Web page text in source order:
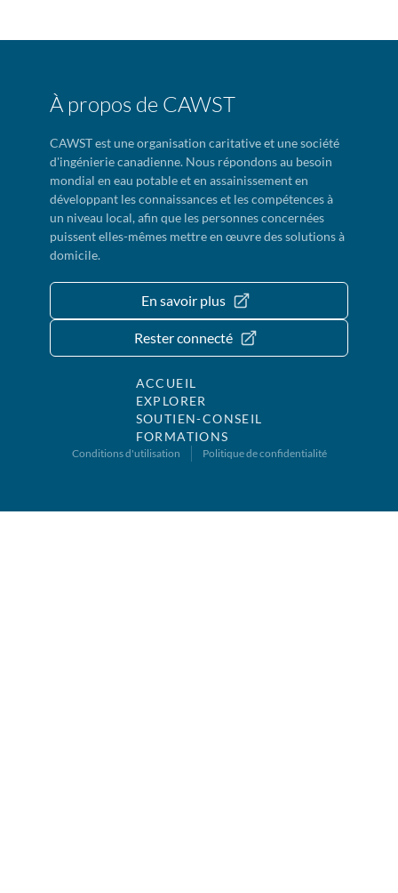
À propos de CAWST
CAWST est une organisation caritative et une société
d'ingénierie canadienne. Nous répondons au besoin
mondial en eau potable et en assainissement en
développant les connaissances et les compétences à
un niveau local, afin que les personnes concernées
puissent elles-mêmes mettre en œuvre des solutions à
domicile.
En savoir plus
Rester connecté
ACCUEIL
EXPLORER
SOUTIEN-CONSEIL
FORMATIONS
Conditions d'utilisation Politique de confidentialité